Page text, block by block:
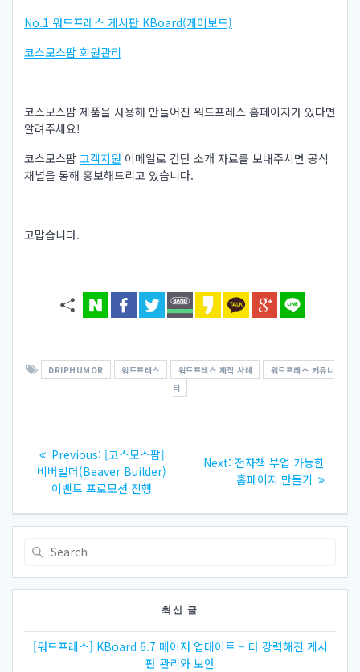
No.1 워드프레스 게시판 KBoard(케이보드)
코스모스팜 회원관리
코스모스팜 제품을 사용해 만들어진 워드프레스 홈페이지가 있다면
알려주세요!
코스모스팜 고객지원 이메일로 간단 소개 자료를 보내주시면 공식
채널을 통해 홍보해드리고 있습니다.
고맙습니다.
DRIPHUMOR 워드프레스 워드프레스 제작 사례
워드프레스 커뮤니
티
글
내
비
게
이
Previous: Previous
post:
[코스모스팜]
비버빌더(Beaver Builder)
이벤트 프로모션 진행
Next: Next
post:
전자책 부업 가능한
홈페이지 만들기
최신 글
[워드프레스] KBoard 6.7 메이저 업데이트 – 더 강력해진 게시
판 관리와 보안